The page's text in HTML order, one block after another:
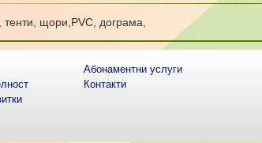
щори,PVC, дограма,
Абонаментни услуги
Контакти